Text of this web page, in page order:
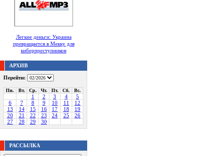
Легкие деньги: Украина
превращается в Мекку для
киберпреступников
АРХИВ
Перейти:
Пн. Вт. Ср. Чт. Пт. Сб. Вс.
1 2 3 4
5
6
7 8 9 10 11
12
13
14 15 16 17 18
19
20
21 22 23 24 25
26
27
28 29 30
РАССЫЛКА